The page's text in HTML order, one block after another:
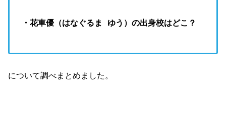
・花車優（はなぐるま ゆう）の出身校はどこ？
について調べまとめました。